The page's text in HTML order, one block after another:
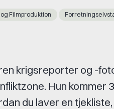
og Filmproduktion
krigsreporter og -
Hun kommer
du laver en